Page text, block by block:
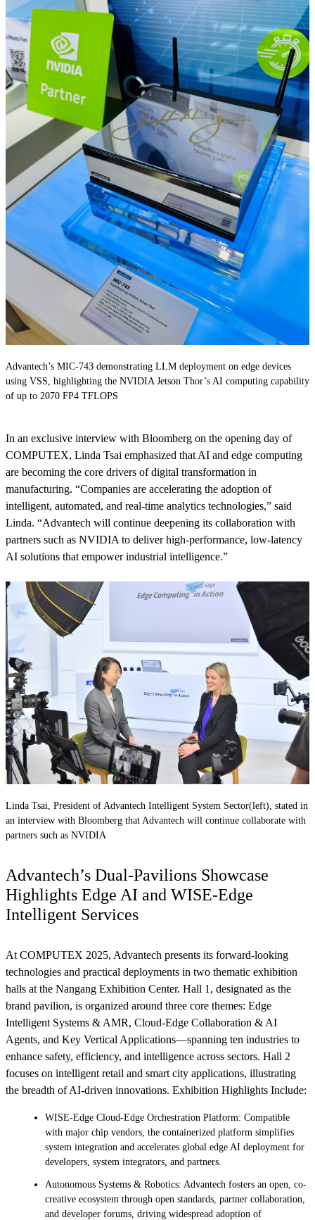
Advantech’s MIC-743 demonstrating LLM deployment on edge devices
using VSS, highlighting the NVIDIA Jetson Thor’s AI computing capability
of up to 2070 FP4 TFLOPS
In an exclusive interview with Bloomberg on the opening day of
COMPUTEX, Linda Tsai emphasized that AI and edge computing
are becoming the core drivers of digital transformation in
manufacturing. “Companies are accelerating the adoption of
intelligent, automated, and real-time analytics technologies,” said
Linda. “Advantech will continue deepening its collaboration with
partners such as NVIDIA to deliver high-performance, low-latency
AI solutions that empower industrial intelligence.”
Linda Tsai, President of Advantech Intelligent System Sector(left), stated in
an interview with Bloomberg that Advantech will continue collaborate with
partners such as NVIDIA
Advantech’s Dual-Pavilions Showcase
Highlights Edge AI and WISE-Edge
Intelligent Services
At COMPUTEX 2025, Advantech presents its forward-looking
technologies and practical deployments in two thematic exhibition
halls at the Nangang Exhibition Center. Hall 1, designated as the
brand pavilion, is organized around three core themes: Edge
Intelligent Systems & AMR, Cloud-Edge Collaboration & AI
Agents, and Key Vertical Applications—spanning ten industries to
enhance safety, efficiency, and intelligence across sectors. Hall 2
focuses on intelligent retail and smart city applications, illustrating
the breadth of AI-driven innovations. Exhibition Highlights Include:
WISE-Edge Cloud-Edge Orchestration Platform: Compatible
with major chip vendors, the containerized platform simplifies
system integration and accelerates global edge AI deployment for
developers, system integrators, and partners.
Autonomous Systems & Robotics: Advantech fosters an open, co-
creative ecosystem through open standards, partner collaboration,
and developer forums, driving widespread adoption of